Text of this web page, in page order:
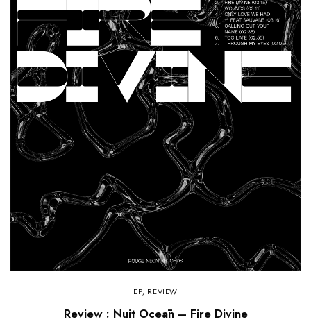
EP, REVIEW
Review : Nuit Oceān – Fire Divine